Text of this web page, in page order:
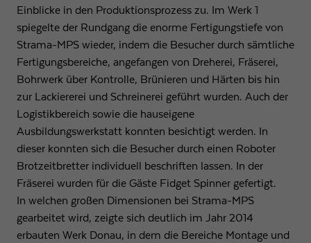
Einblicke in den Produktionsprozess zu. Im Werk 1
spiegelte der Rundgang die enorme Fertigungstiefe von
Strama-MPS wieder, indem die Besucher durch sämtliche
Fertigungsbereiche, angefangen von Dreherei, Fräserei,
Bohrwerk über Kontrolle, Brünieren und Härten bis hin
zur Lackiererei und Schreinerei geführt wurden. Auch der
Logistikbereich sowie die hauseigene
Ausbildungswerkstatt konnten besichtigt werden. In
dieser konnten sich die Besucher durch einen Roboter
Brotzeitbretter individuell beschriften lassen. In der
Fräserei wurden für die Gäste Fidget Spinner gefertigt.
In welchen großen Dimensionen bei Strama-MPS
gearbeitet wird, zeigte sich deutlich im Jahr 2014
erbauten Werk Donau, in dem die Bereiche Montage und